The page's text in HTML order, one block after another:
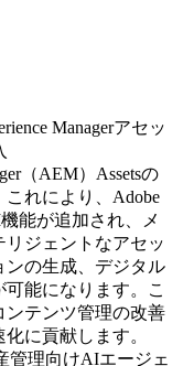
Managerアセッ
（AEM）Assetsの
れにより、Adobe
能が追加され、メ
ジェントなアセッ
ンの生成、デジタル
能になります。こ
ンテンツ管理の改善
に貢献します。
管理向けAIエージェ